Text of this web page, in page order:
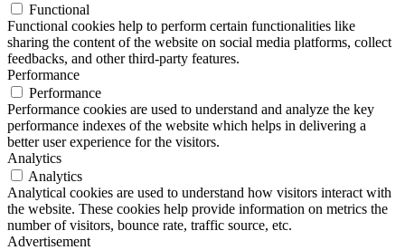
Functional
Functional cookies help to perform certain functionalities like
sharing the content of the website on social media platforms, collect
feedbacks, and other third-party features.
Performance
Performance
Performance cookies are used to understand and analyze the key
performance indexes of the website which helps in delivering a
better user experience for the visitors.
Analytics
Analytics
Analytical cookies are used to understand how visitors interact with
the website. These cookies help provide information on metrics the
number of visitors, bounce rate, traffic source, etc.
Advertisement